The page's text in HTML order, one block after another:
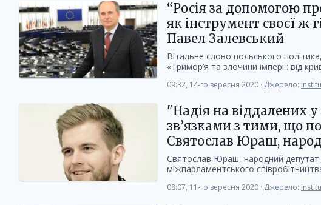
“Росія за допомогою
як інструмент своєї ж
Павел Залевський
Вітальне слово польського
«Тримор’я та злочини імперії: від
09:32, 14-го вересня 2020 · Джерело:
"Надія на віддалених
зв’язками з тими, що
Святослав Юраш,
Святослав Юраш, народний депутат
міжпарламентського
08:07, 11-го вересня 2020 · Джерело: